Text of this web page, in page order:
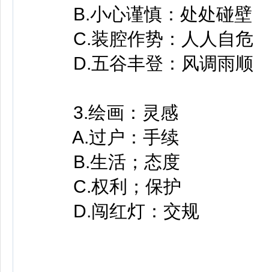
B.小心谨慎：处处碰壁
C.装腔作势：人人自危
D.五谷丰登：风调雨顺
3.绘画：灵感
A.过户：手续
B.生活；态度
C.权利；保护
D.闯红灯：交规